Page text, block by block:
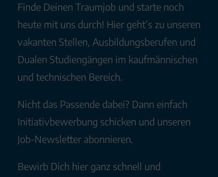
Finde Deinen Traumjob und starte noch
heute mit uns durch! Hier geht’s zu unseren
vakanten Stellen, Ausbildungsberufen und
Dualen Studiengängen im kaufmännischen
und technischen Bereich.
Nicht das Passende dabei? Dann einfach
Initiativbewerbung schicken und unseren
Job-Newsletter abonnieren.
Bewirb Dich hier ganz schnell und